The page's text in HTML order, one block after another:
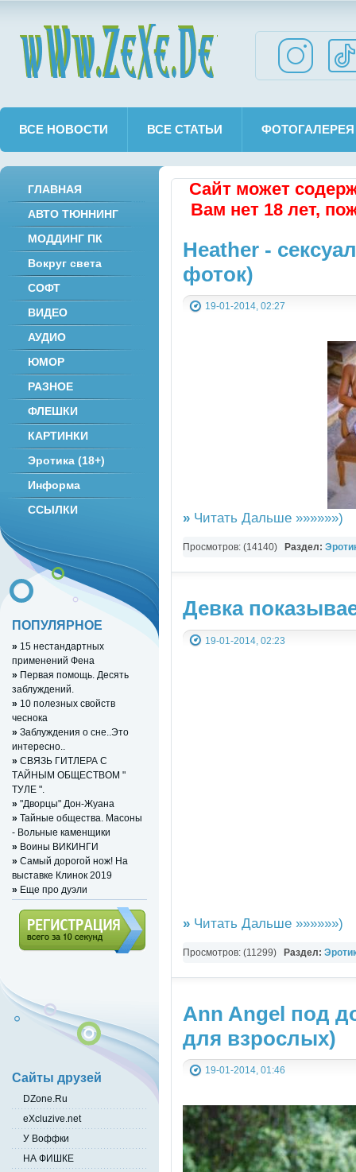
ВСЕ НОВОСТИ ВСЕ СТАТЬИ ФОТОГАЛЕРЕЯ
Сайт может
Вам нет 18 лет,
Heather -
фоток)
19-01-2014, 02:27
» Читать Дальше »»»»»»)
Просмотров: (14140) Раздел:
Девка
19-01-2014, 02:23
» Читать Дальше »»»»»»)
Просмотров: (11299) Раздел:
Ann Angel под
для взрослых)
19-01-2014, 01:46
ГЛАВНАЯ
АВТО ТЮННИНГ
МОДДИНГ ПК
Вокруг света
СОФТ
ВИДЕО
АУДИО
ЮМОР
РАЗНОЕ
ФЛЕШКИ
КАРТИНКИ
Эротика (18+)
Информа
ССЫЛКИ
ПОПУЛЯРНОЕ
» 15 нестандартных
применений Фена
» Первая помощь. Десять
заблуждений.
» 10 полезных свойств
чеснока
» Заблуждения о сне..Это
интересно..
» СВЯЗЬ ГИТЛЕРА С
ТАЙНЫМ ОБЩЕСТВОМ "
ТУЛЕ ".
» "Дворцы" Дон-Жуана
» Тайные общества. Масоны
- Вольные каменщики
» Воины ВИКИНГИ
» Самый дорогой нож! На
выставке Клинок 2019
» Eще про дуэли
Сайты друзей
DZone.Ru
eXcluzive.net
У Воффки
НА ФИШКЕ